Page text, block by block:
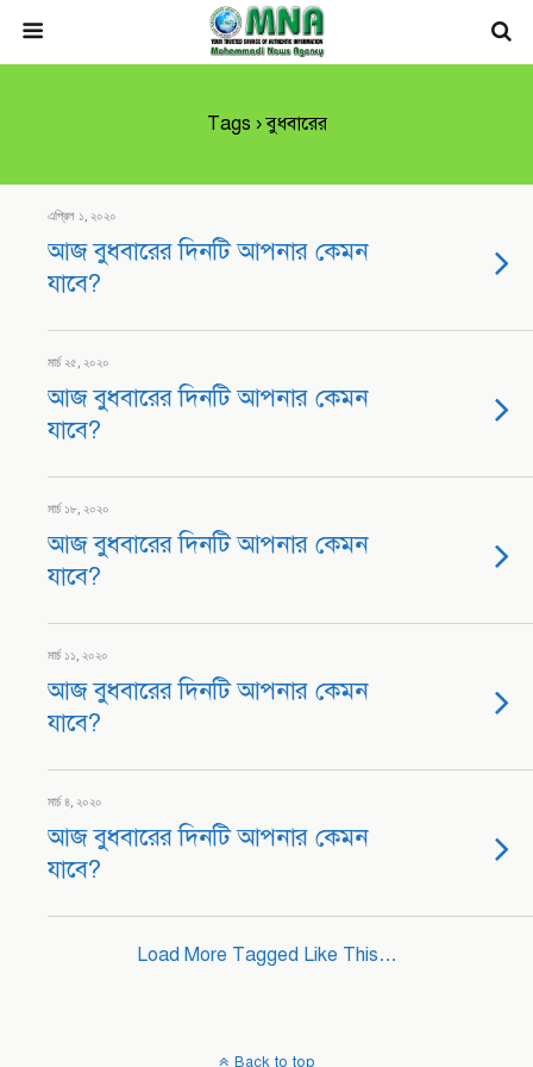
Tags › বুধবারের
এপ্রিল ১, ২০২০
আজ বুধবারের দিনটি আপনার কেমন
যাবে?
মার্চ ২৫, ২০২০
আজ বুধবারের দিনটি আপনার কেমন
যাবে?
মার্চ ১৮, ২০২০
আজ বুধবারের দিনটি আপনার কেমন
যাবে?
মার্চ ১১, ২০২০
আজ বুধবারের দিনটি আপনার কেমন
যাবে?
মার্চ ৪, ২০২০
আজ বুধবারের দিনটি আপনার কেমন
যাবে?
Load More Tagged Like This…
Back to top